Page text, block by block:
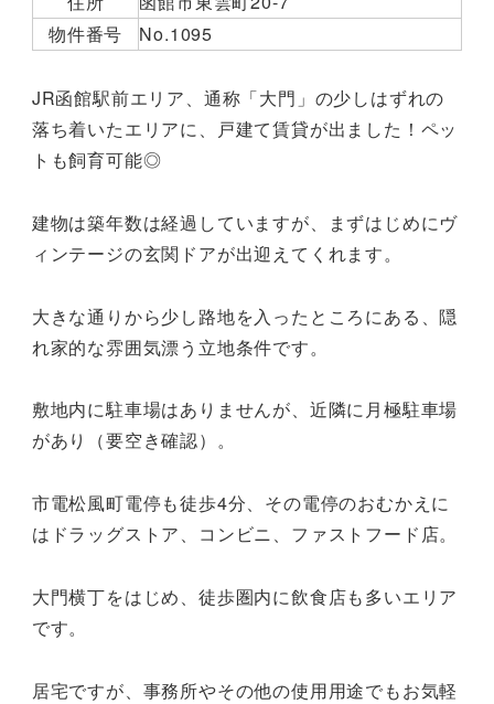
物件番号
No.1095
JR函館駅前エリア、通称「大門」の少しはずれの
落ち着いたエリアに、戸建て賃貸が出ました！ペッ
トも飼育可能◎
建物は築年数は経過していますが、まずはじめにヴ
ィンテージの玄関ドアが出迎えてくれます。
大きな通りから少し路地を入ったところにある、隠
れ家的な雰囲気漂う立地条件です。
敷地内に駐車場はありませんが、近隣に月極駐車場
があり（要空き確認）。
市電松風町電停も徒歩4分、その電停のおむかえに
はドラッグストア、コンビニ、ファストフード店。
大門横丁をはじめ、徒歩圏内に飲食店も多いエリア
です。
居宅ですが、事務所やその他の使用用途でもお気軽